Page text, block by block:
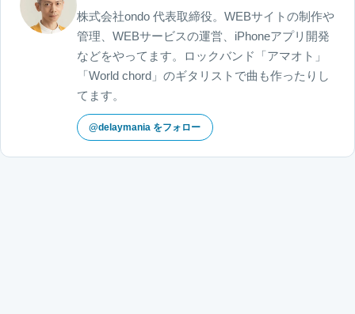
株式会社ondo 代表取締役。WEBサイトの制作や
管理、WEBサービスの運営、iPhoneアプリ開発
などをやってます。ロックバンド「アマオト」
「World chord」のギタリストで曲も作ったりし
てます。
@delaymania をフォロー